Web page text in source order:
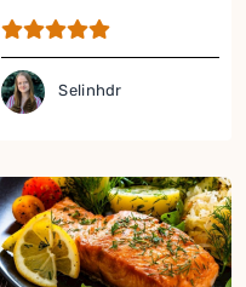
Selinhdr